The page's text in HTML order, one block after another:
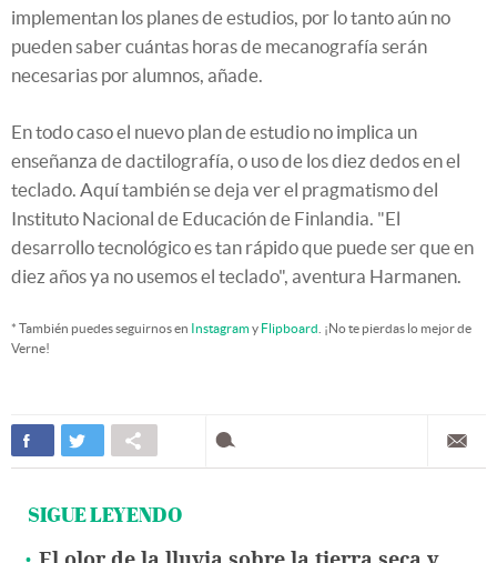
implementan los planes de estudios, por lo tanto aún no
pueden saber cuántas horas de mecanografía serán
necesarias por alumnos, añade.
En todo caso el nuevo plan de estudio no implica un
enseñanza de dactilografía, o uso de los diez dedos en el
teclado. Aquí también se deja ver el pragmatismo del
Instituto Nacional de Educación de Finlandia. "El
desarrollo tecnológico es tan rápido que puede ser que en
diez años ya no usemos el teclado", aventura Harmanen.
* También puedes seguirnos en Instagramy Flipboard . ¡No te pierdas lo mejor de
Verne!
SIGUE LEYENDO